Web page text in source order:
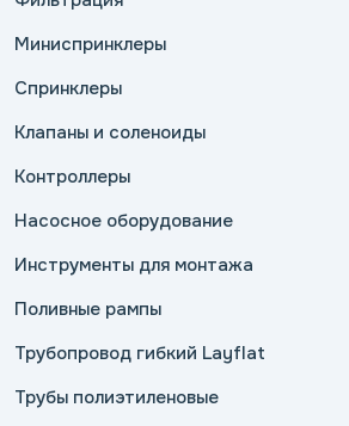
Миниспринклеры
Спринклеры
Клапаны и соленоиды
Контроллеры
Насосное оборудование
Инструменты для монтажа
Поливные рампы
Трубопровод гибкий Layflat
Трубы полиэтиленовые